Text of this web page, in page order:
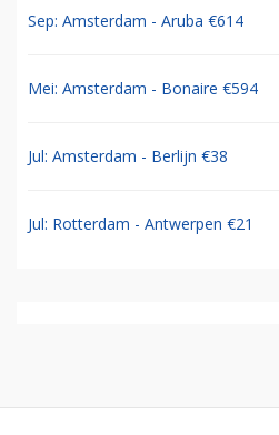
Sep: Amsterdam - Aruba €614
Mei: Amsterdam - Bonaire €594
Jul: Amsterdam - Berlijn €38
Jul: Rotterdam - Antwerpen €21